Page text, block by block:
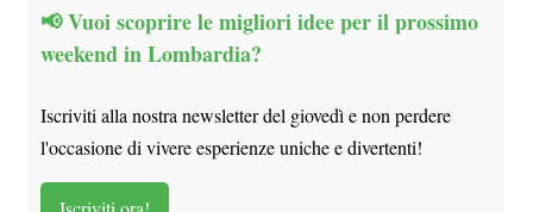
📢 Vuoi scoprire le migliori idee per il prossimo
weekend in Lombardia?
Iscriviti alla nostra newsletter del giovedì e non perdere
l'occasione di vivere esperienze uniche e divertenti!